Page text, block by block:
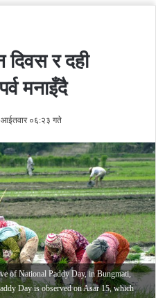
र दही
मनाइँदै
०६:२३ गते
of National Paddy Day, in Bungmati,
Day is observed on Asar 15, which